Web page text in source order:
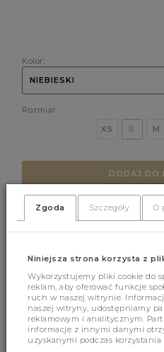
Kolor:
NIEBIESKI
Rozmiar:
XS
S M
DODAJ DO
(351)
Cechy produktu
Zgoda Szczegóły O
Niniejsza strona korzysta z
Wykorzystujemy pliki cookie do
reklam, aby oferować funkcje
ruch w naszej witrynie.
naszej witryny, udostępniamy
reklamowym i analitycznym.
informacje z innymi danymi
uzyskanymi podczas korzystania